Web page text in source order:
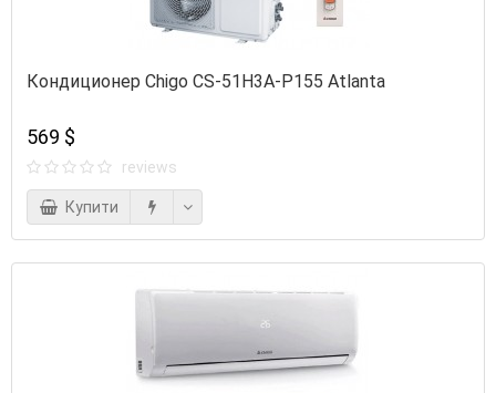
Кондиционер Chigo CS-51H3A-P155 Atlanta
569 $
reviews
Купити